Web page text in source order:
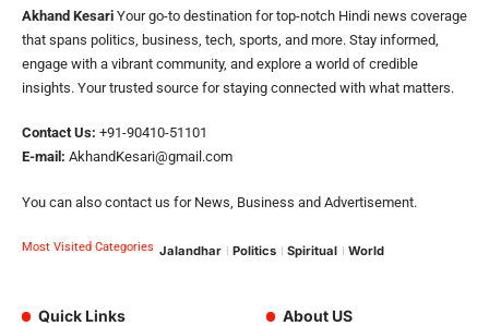
Akhand Kesari Your go-to destination for top-notch Hindi news coverage
that spans politics, business, tech, sports, and more. Stay informed,
engage with a vibrant community, and explore a world of credible
insights. Your trusted source for staying connected with what matters.
Contact Us: +91-90410-51101
E-mail: AkhandKesari@gmail.com
You can also contact us for News, Business and Advertisement.
Most Visited Categories Jalandhar Politics Spiritual World
Quick Links About US